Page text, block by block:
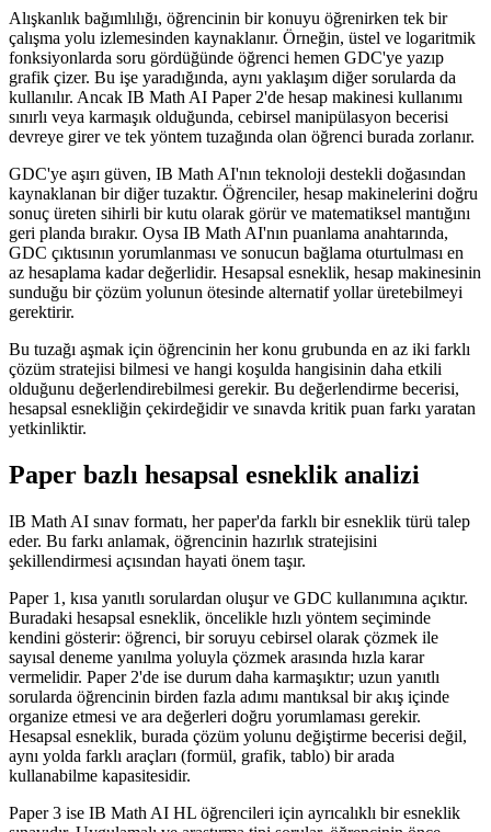
Alışkanlık bağımlılığı, öğrencinin bir konuyu öğrenirken tek bir
çalışma yolu izlemesinden kaynaklanır. Örneğin, üstel ve logaritmik
fonksiyonlarda soru gördüğünde öğrenci hemen GDC'ye yazıp
grafik çizer. Bu işe yaradığında, aynı yaklaşım diğer sorularda da
kullanılır. Ancak IB Math AI Paper 2'de hesap makinesi kullanımı
sınırlı veya karmaşık olduğunda, cebirsel manipülasyon becerisi
devreye girer ve tek yöntem tuzağında olan öğrenci burada zorlanır.
GDC'ye aşırı güven, IB Math AI'nın teknoloji destekli doğasından
kaynaklanan bir diğer tuzaktır. Öğrenciler, hesap makinelerini doğru
sonuç üreten sihirli bir kutu olarak görür ve matematiksel mantığını
geri planda bırakır. Oysa IB Math AI'nın puanlama anahtarında,
GDC çıktısının yorumlanması ve sonucun bağlama oturtulması en
az hesaplama kadar değerlidir. Hesapsal esneklik, hesap makinesinin
sunduğu bir çözüm yolunun ötesinde alternatif yollar üretebilmeyi
gerektirir.
Bu tuzağı aşmak için öğrencinin her konu grubunda en az iki farklı
çözüm stratejisi bilmesi ve hangi koşulda hangisinin daha etkili
olduğunu değerlendirebilmesi gerekir. Bu değerlendirme becerisi,
hesapsal esnekliğin çekirdeğidir ve sınavda kritik puan farkı yaratan
yetkinliktir.
Paper bazlı hesapsal esneklik analizi
IB Math AI sınav formatı, her paper'da farklı bir esneklik türü talep
eder. Bu farkı anlamak, öğrencinin hazırlık stratejisini
şekillendirmesi açısından hayati önem taşır.
Paper 1, kısa yanıtlı sorulardan oluşur ve GDC kullanımına açıktır.
Buradaki hesapsal esneklik, öncelikle hızlı yöntem seçiminde
kendini gösterir: öğrenci, bir soruyu cebirsel olarak çözmek ile
sayısal deneme yanılma yoluyla çözmek arasında hızla karar
vermelidir. Paper 2'de ise durum daha karmaşıktır; uzun yanıtlı
sorularda öğrencinin birden fazla adımı mantıksal bir akış içinde
organize etmesi ve ara değerleri doğru yorumlaması gerekir.
Hesapsal esneklik, burada çözüm yolunu değiştirme becerisi değil,
aynı yolda farklı araçları (formül, grafik, tablo) bir arada
kullanabilme kapasitesidir.
Paper 3 ise IB Math AI HL öğrencileri için ayrıcalıklı bir esneklik